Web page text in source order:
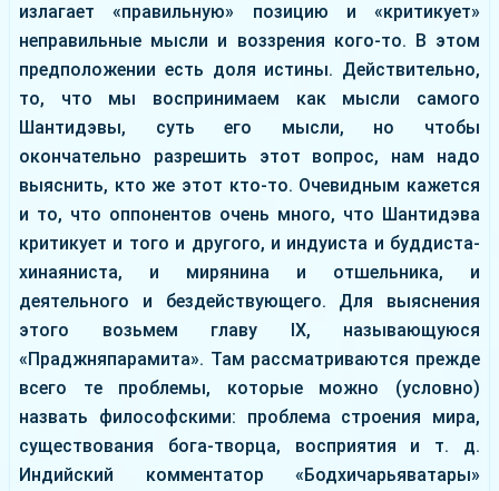
излагает «правильную» позицию и «критикует»
неправильные мысли и воззрения кого-то. В этом
предположении есть доля истины. Действительно,
то, что мы воспринимаем как мысли самого
Шантидэвы, суть его мысли, но чтобы
окончательно разрешить этот вопрос, нам надо
выяснить, кто же этот кто-то. Очевидным кажется
и то, что оппонентов очень много, что Шантидэва
критикует и того и другого, и индуиста и буддиста-
хинаяниста, и мирянина и отшельника, и
деятельного и бездействующего. Для выяснения
этого возьмем главу ІХ, называющуюся
«Праджняпарамита». Там рассматриваются прежде
всего те проблемы, которые можно (условно)
назвать философскими: проблема строения мира,
существования бога-творца, восприятия и т. д.
Индийский комментатор «Бодхичарьяватары»